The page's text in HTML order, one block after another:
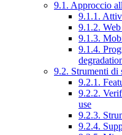
9.1. Approccio
9.1.1.
9.1.2.
9.1.3.
9.1.4.
9.2. Strumenti di
9.2.1.
9.2.2.
use
9.2.3.
9.2.4.